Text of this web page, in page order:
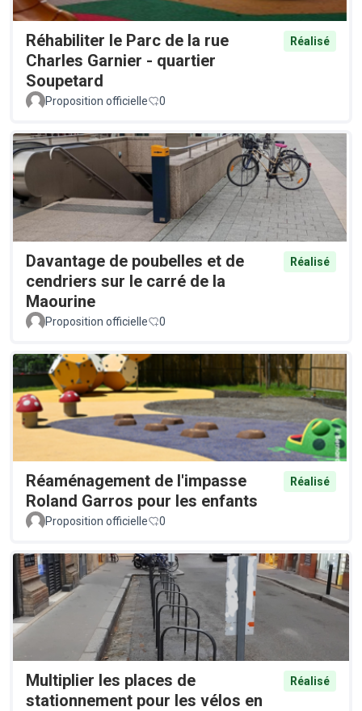
Réhabiliter le Parc de la rue
Charles Garnier - quartier
Soupetard
Réalisé
Proposition officielle 0
Davantage de poubelles et de
cendriers sur le carré de la
Maourine
Réalisé
Proposition officielle 0
Réaménagement de l'impasse
Roland Garros pour les enfants
Réalisé
Proposition officielle 0
Multiplier les places de
stationnement pour les vélos en
Réalisé